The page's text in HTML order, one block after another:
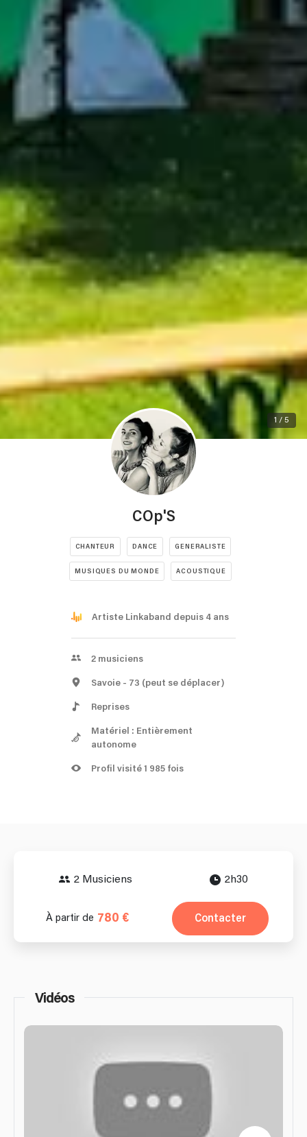
1 / 5
COp'S
CHANTEUR DANCE GENERALISTE
MUSIQUES DU MONDE ACOUSTIQUE
Artiste Linkaband depuis 4 ans
2 musiciens
Savoie - 73 (peut se déplacer)
Reprises
Matériel : Entièrement
autonome
Profil visité 1 985 fois
2 Musiciens 2h30
À partir de 780 € Contacter
Vidéos